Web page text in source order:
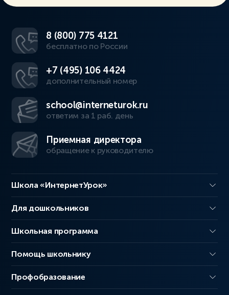
8 (800) 775 4121
бесплатно по России
+7 (495) 106 4424
дополнительный номер
school@interneturok.ru
ответим за 1 раб. день
Приемная директора
обращение к руководителю
Школа «ИнтернетУрок»
Для дошкольников
Школьная программа
Помощь школьнику
Профобразование